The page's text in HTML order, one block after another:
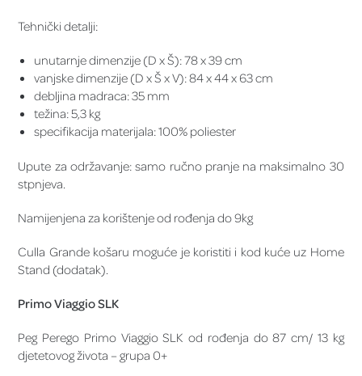
Tehnički detalji:
unutarnje dimenzije (D x Š): 78 x 39 cm
vanjske dimenzije (D x Š x V): 84 x 44 x 63 cm
debljina madraca: 35 mm
težina: 5,3 kg
specifikacija materijala: 100% poliester
Upute za održavanje: samo ručno pranje na maksimalno 30
stpnjeva.
Namijenjena za korištenje od rođenja do 9kg
Culla Grande košaru moguće je koristiti i kod kuće uz Home
Stand (dodatak).
Primo Viaggio SLK
Peg Perego Primo Viaggio SLK od rođenja do 87 cm/ 13 kg
djetetovog života – grupa 0+